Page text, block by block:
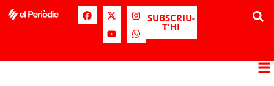
SUBSCRIU-
T'HI